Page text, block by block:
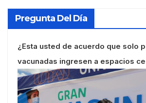
Pregunta Del Día
¿Esta usted de acuerdo que solo
vacunadas ingresen a espacios